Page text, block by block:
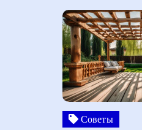
Советы